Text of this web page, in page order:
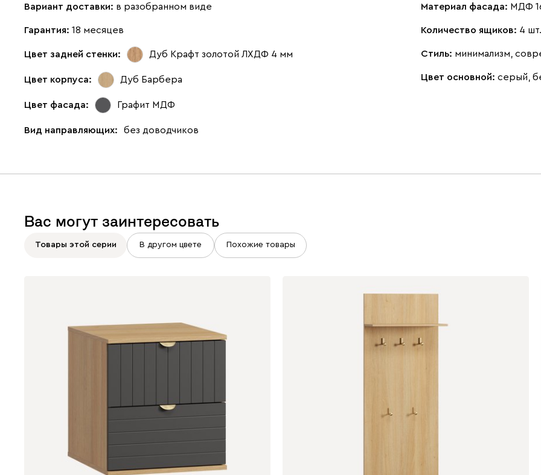
Вариант доставки: в разобранном виде
Гарантия: 18 месяцев
Цвет задней стенки: Дуб Крафт золотой ЛХДФ 4 мм
Цвет корпуса: Дуб Барбера
Цвет фасада: Графит МДФ
Вид направляющих: без доводчиков
Материал фасада: МДФ
Количество ящиков: 4 шт.
Стиль: минимализм,
Цвет основной: серый,
Вас могут заинтересовать
Товары этой серии В другом цвете Похожие товары